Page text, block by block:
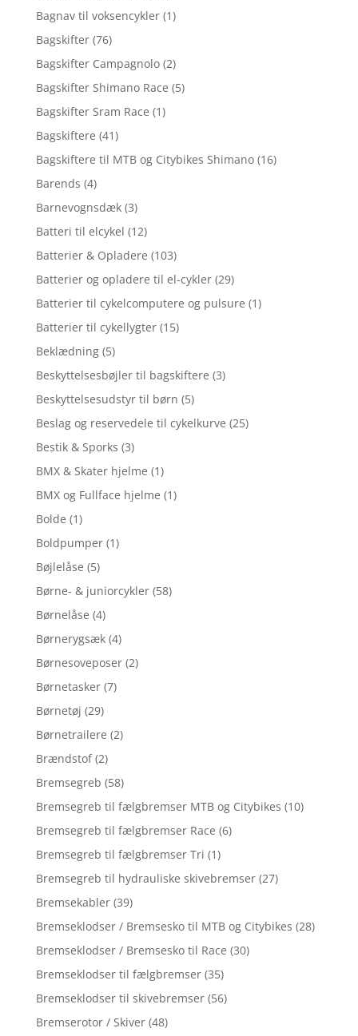
Bagnav til voksencykler (1)
Bagskifter (76)
Bagskifter Campagnolo (2)
Bagskifter Shimano Race (5)
Bagskifter Sram Race (1)
Bagskiftere (41)
Bagskiftere til MTB og Citybikes Shimano (16)
Barends (4)
Barnevognsdæk (3)
Batteri til elcykel (12)
Batterier & Opladere (103)
Batterier og opladere til el-cykler (29)
Batterier til cykelcomputere og pulsure (1)
Batterier til cykellygter (15)
Beklædning (5)
Beskyttelsesbøjler til bagskiftere (3)
Beskyttelsesudstyr til børn (5)
Beslag og reservedele til cykelkurve (25)
Bestik & Sporks (3)
BMX & Skater hjelme (1)
BMX og Fullface hjelme (1)
Bolde (1)
Boldpumper (1)
Bøjlelåse (5)
Børne- & juniorcykler (58)
Børnelåse (4)
Børnerygsæk (4)
Børnesoveposer (2)
Børnetasker (7)
Børnetøj (29)
Børnetrailere (2)
Brændstof (2)
Bremsegreb (58)
Bremsegreb til fælgbremser MTB og Citybikes (10)
Bremsegreb til fælgbremser Race (6)
Bremsegreb til fælgbremser Tri (1)
Bremsegreb til hydrauliske skivebremser (27)
Bremsekabler (39)
Bremseklodser / Bremsesko til MTB og Citybikes (28)
Bremseklodser / Bremsesko til Race (30)
Bremseklodser til fælgbremser (35)
Bremseklodser til skivebremser (56)
Bremserotor / Skiver (48)